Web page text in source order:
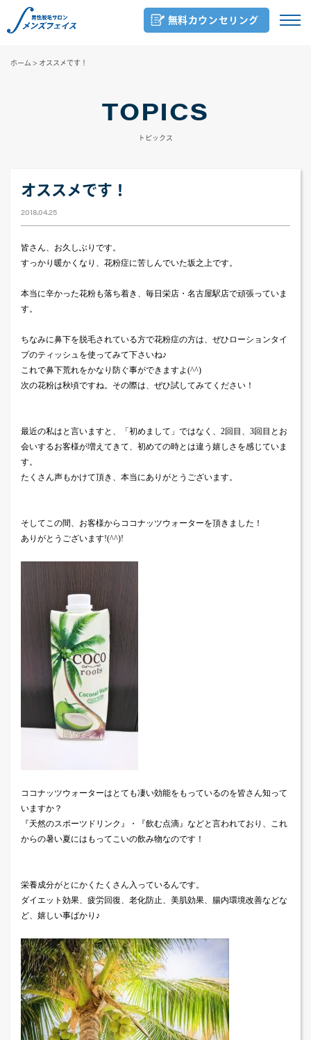
無料カウンセリング
ホーム > オススメです！
TOPICS
トピックス
オススメです！
2018.04.25
皆さん、お久しぶりです。
すっかり暖かくなり、花粉症に苦しんでいた坂之上です。
本当に辛かった花粉も落ち着き、毎日栄店・名古屋駅店で頑張っていま
す。
ちなみに鼻下を脱毛されている方で花粉症の方は、ぜひローションタイ
プのティッシュを使ってみて下さいね♪
これで鼻下荒れをかなり防ぐ事ができますよ(^^)
次の花粉は秋頃ですね。その際は、ぜひ試してみてください！
最近の私はと言いますと、「初めまして」ではなく、 2回目、 3回目とお
会いするお客様が増えてきて、初めての時とは違う嬉しさを感じていま
す。
たくさん声もかけて頂き、本当にありがとうございます。
そしてこの間、お客様からココナッツウォーターを頂きました！
ありがとうございます!(^^)!
ココナッツウォーターはとても凄い効能をもっているのを皆さん知って
いますか？
『天然のスポーツドリンク』・『飲む点滴』などと言われており、これ
からの暑い夏にはもってこいの飲み物なのです！
栄養成分がとにかくたくさん入っているんです。
ダイエット効果、疲労回復、老化防止、美肌効果、腸内環境改善などな
ど、嬉しい事ばかり♪